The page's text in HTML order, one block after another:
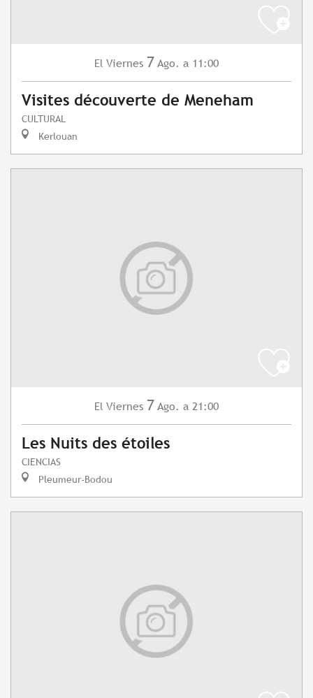
El Viernes 7 Ago. a 11:00
Visites découverte de Meneham
CULTURAL
Kerlouan
El Viernes 7 Ago. a 21:00
Les Nuits des étoiles
CIENCIAS
Pleumeur-Bodou